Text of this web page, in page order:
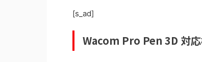
[s_ad]
Wacom Pro Pen 3D 対